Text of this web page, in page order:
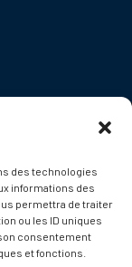
des technologies
informations des
permettra de traiter
ou les ID uniques
consentement
et fonctions.